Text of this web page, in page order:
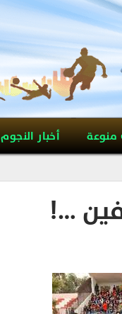
منوعة أخبار النجوم
…!